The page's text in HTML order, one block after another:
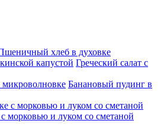
хлеб в духовке
Греческий салат с
Банановый пудинг в
морковью и луком со сметаной